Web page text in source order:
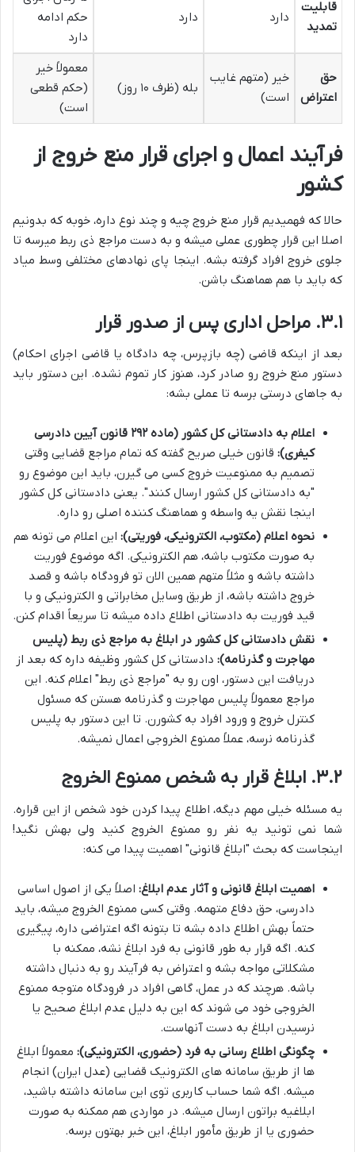
قابلیت
تمدید
دارد دارد
حکم ادامه
دارد
حق
اعتراض
خیر (متهم غایب
است)
بله (ظرف ۱۰ روز)
معمولاً خیر
(حکم قطعی
است)
فرآیند اعمال و اجرای قرار منع خروج از
کشور
حالا که فهمیدیم قرار منع خروج چیه و چند نوع داره، خوبه که بدونیم
اصلا این قرار چطوری عملی میشه و به دست مراجع ذی ربط میرسه تا
جلوی خروج افراد گرفته بشه. اینجا پای نهادهای مختلفی وسط میاد
که باید با هم هماهنگ باشن.
۳.۱. مراحل اداری پس از صدور قرار
بعد از اینکه قاضی (چه بازپرس، چه دادگاه یا قاضی اجرای احکام)
دستور منع خروج رو صادر کرد، هنوز کار تموم نشده. این دستور باید
به جاهای درستی برسه تا عملی بشه:
اعلام به دادستانی کل کشور (ماده ۲۹۲ قانون آیین دادرسی
کیفری): قانون خیلی صریح گفته که تمام مراجع قضایی وقتی
تصمیم به ممنوعیت خروج کسی می گیرن، باید این موضوع رو
"به دادستانی کل کشور ارسال کنند". یعنی دادستانی کل کشور
اینجا نقش یه واسطه و هماهنگ کننده اصلی رو داره.
نحوه اعلام (مکتوب، الکترونیکی، فوریتی): این اعلام می تونه هم
به صورت مکتوب باشه، هم الکترونیکی. اگه موضوع فوریت
داشته باشه و مثلاً متهم همین الان تو فرودگاه باشه و قصد
خروج داشته باشه، از طریق وسایل مخابراتی و الکترونیکی و با
قید فوریت به دادستانی اطلاع داده میشه تا سریعاً اقدام کنن.
نقش دادستانی کل کشور در ابلاغ به مراجع ذی ربط (پلیس
مهاجرت و گذرنامه): دادستانی کل کشور وظیفه داره که بعد از
دریافت این دستور، اون رو به "مراجع ذی ربط" اعلام کنه. این
مراجع معمولاً پلیس مهاجرت و گذرنامه هستن که مسئول
کنترل خروج و ورود افراد به کشورن. تا این دستور به پلیس
گذرنامه نرسه، عملاً ممنوع الخروجی اعمال نمیشه.
۳.۲. ابلاغ قرار به شخص ممنوع الخروج
یه مسئله خیلی مهم دیگه، اطلاع پیدا کردن خود شخص از این قراره.
شما نمی تونید یه نفر رو ممنوع الخروج کنید ولی بهش نگید!
اینجاست که بحث "ابلاغ قانونی" اهمیت پیدا می کنه:
اهمیت ابلاغ قانونی و آثار عدم ابلاغ: اصلاً یکی از اصول اساسی
دادرسی، حق دفاع متهمه. وقتی کسی ممنوع الخروج میشه، باید
حتماً بهش اطلاع داده بشه تا بتونه اگه اعتراضی داره، پیگیری
کنه. اگه قرار به طور قانونی به فرد ابلاغ نشه، ممکنه با
مشکلاتی مواجه بشه و اعتراض به فرآیند رو به دنبال داشته
باشه. هرچند که در عمل، گاهی افراد در فرودگاه متوجه ممنوع
الخروجی خود می شوند که این به دلیل عدم ابلاغ صحیح یا
نرسیدن ابلاغ به دست آنهاست.
چگونگی اطلاع رسانی به فرد (حضوری، الکترونیکی): معمولاً ابلاغ
ها از طریق سامانه های الکترونیک قضایی (عدل ایران) انجام
میشه. اگه شما حساب کاربری توی این سامانه داشته باشید،
ابلاغیه براتون ارسال میشه. در مواردی هم ممکنه به صورت
حضوری یا از طریق مأمور ابلاغ، این خبر بهتون برسه.